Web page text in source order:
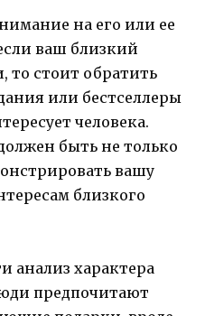
на его или ее
ваш близкий
то стоит обратить
или бестселлеры
человека.
быть не только
вашу
близкого
анализ характера
предпочитают